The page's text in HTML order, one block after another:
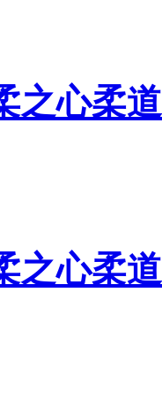
之心柔道
之心柔道